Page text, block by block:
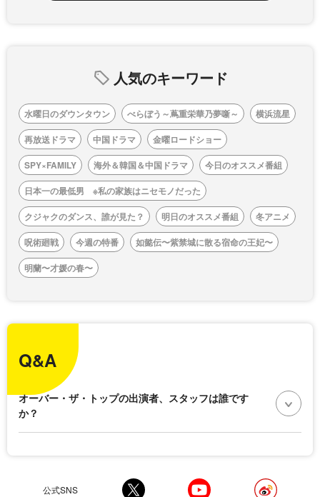
人気のキーワード
水曜日のダウンタウン べらぼう～蔦重栄華乃夢噺～
横浜流星
再放送ドラマ
中国ドラマ
金曜ロードショー
SPY×FAMILY
海外＆韓国＆中国ドラマ
今日のオススメ番組
日本一の最低男 ※私の家族はニセモノだった
クジャクのダンス、誰が見た？
明日のオススメ番組
冬アニメ
呪術廻戦
今週の特番
如懿伝〜紫禁城に散る宿命の王妃〜
明蘭〜才媛の春〜
Q&A
オーバー・ザ・トップの出演者、スタッフは誰です
か？
公式SNS